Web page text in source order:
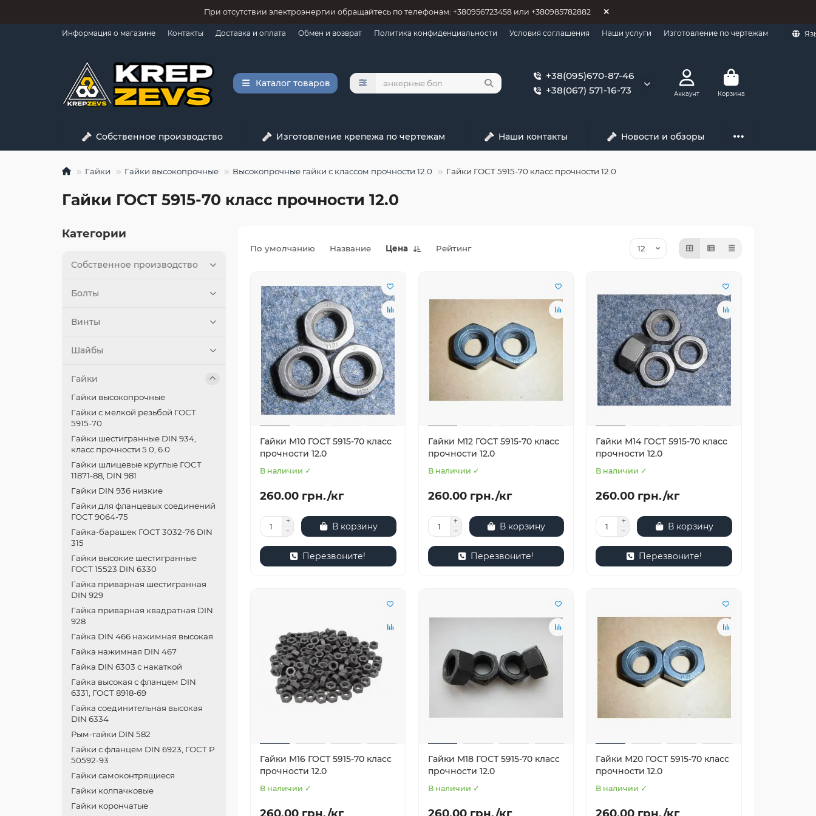
При отсутствии электроэнергии обращайтесь по телефонам: +380956723458 или +380985782882
Информация о магазине Контакты Доставка и оплата Обмен и возврат Политика конфиденциальности Условия соглашения Наши услуги Изготовление по чертежам
Каталог товаров
+38(095)670-87-46
+38(067) 571-16-73
Аккаунт Корзина
Собственное производство Изготовление крепежа по чертежам Наши контакты Новости и обзоры
Гайки Гайки высокопрочные Высокопрочные гайки с классом прочности 12.0 Гайки ГОСТ 5915-70 класс прочности 12.0
Гайки ГОСТ 5915-70 класс прочности 12.0
Категории
Собственное производство
Болты
Винты
Шайбы
Гайки
Гайки высокопрочные
Гайки с мелкой резьбой ГОСТ
5915-70
Гайки шестигранные DIN 934,
класс прочности 5.0, 6.0
Гайки шлицевые круглые ГОСТ
11871-88, DIN 981
Гайки DIN 936 низкие
Гайки для фланцевых соединений
ГОСТ 9064-75
Гайка-барашек ГОСТ 3032-76 DIN
315
Гайки высокие шестигранные
ГОСТ 15523 DIN 6330
Гайка приварная шестигранная
DIN 929
Гайка приварная квадратная DIN
928
Гайка DIN 466 нажимная высокая
Гайка нажимная DIN 467
Гайка DIN 6303 с накаткой
Гайка высокая с фланцем DIN
6331, ГОСТ 8918-69
Гайка соединительная высокая
DIN 6334
Рым-гайки DIN 582
Гайки с фланцем DIN 6923, ГОСТ Р
50592-93
Гайки самоконтрящиеся
Гайки колпачковые
Гайки корончатые
По умолчанию Название Цена Рейтинг
Гайки М10 ГОСТ 5915-70 класс
прочности 12.0
В наличии ✓
260.00 грн./кг
В корзину
Перезвоните!
Гайки М12 ГОСТ 5915-70 класс
прочности 12.0
В наличии ✓
260.00 грн./кг
В корзину
Перезвоните!
Гайки М14 ГОСТ 5915-70 класс
прочности 12.0
В наличии ✓
260.00 грн./кг
В корзину
Перезвоните!
Гайки М16 ГОСТ 5915-70 класс
прочности 12.0
В наличии ✓
260.00 грн./кг
Гайки М18 ГОСТ 5915-70 класс
прочности 12.0
В наличии ✓
260.00 грн./кг
Гайки М20 ГОСТ 5915-70 класс
прочности 12.0
В наличии ✓
260.00 грн./кг